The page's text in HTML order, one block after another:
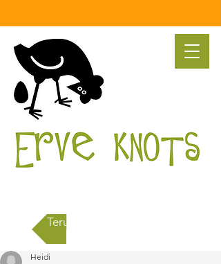
Terug naar alle berichten
Heidi